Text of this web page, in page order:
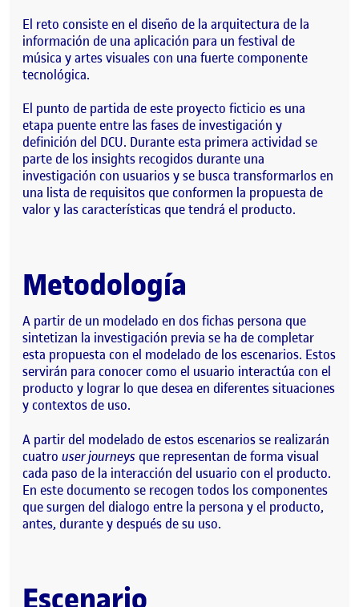
El reto consiste en el diseño de la arquitectura de la
información de una aplicación para un festival de
música y artes visuales con una fuerte componente
tecnológica.
El punto de partida de este proyecto ficticio es una
etapa puente entre las fases de investigación y
definición del DCU. Durante esta primera actividad se
parte de los insights recogidos durante una
investigación con usuarios y se busca transformarlos en
una lista de requisitos que conformen la propuesta de
valor y las características que tendrá el producto.
Metodología
A partir de un modelado en dos fichas persona que
sintetizan la investigación previa se ha de completar
esta propuesta con el modelado de los escenarios. Estos
servirán para conocer como el usuario interactúa con el
producto y lograr lo que desea en diferentes situaciones
y contextos de uso.
A partir del modelado de estos escenarios se realizarán
cuatro user journeys que representan de forma visual
cada paso de la interacción del usuario con el producto.
En este documento se recogen todos los componentes
que surgen del dialogo entre la persona y el producto,
antes, durante y después de su uso.
Escenario